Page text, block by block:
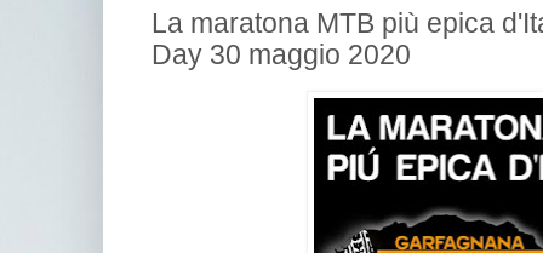
La maratona MTB più epica
Day 30 maggio 2020